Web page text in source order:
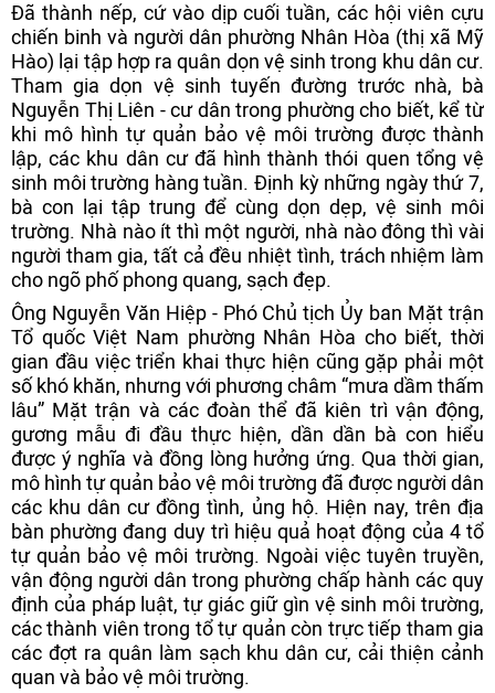
Đã thành nếp, cứ vào dịp cuối tuần, các hội viên cựu
chiến binh và người dân phường Nhân Hòa (thị xã Mỹ
Hào) lại tập hợp ra quân dọn vệ sinh trong khu dân cư.
Tham gia dọn vệ sinh tuyến đường trước nhà, bà
Nguyễn Thị Liên - cư dân trong phường cho biết, kể từ
khi mô hình tự quản bảo vệ môi trường được thành
lập, các khu dân cư đã hình thành thói quen tổng vệ
sinh môi trường hàng tuần. Định kỳ những ngày thứ 7,
bà con lại tập trung để cùng dọn dẹp, vệ sinh môi
trường. Nhà nào ít thì một người, nhà nào đông thì vài
người tham gia, tất cả đều nhiệt tình, trách nhiệm làm
cho ngõ phố phong quang, sạch đẹp.
Ông Nguyễn Văn Hiệp - Phó Chủ tịch Ủy ban Mặt trận
Tổ quốc Việt Nam phường Nhân Hòa cho biết, thời
gian đầu việc triển khai thực hiện cũng gặp phải một
số khó khăn, nhưng với phương châm “mưa dầm thấm
lâu” Mặt trận và các đoàn thể đã kiên trì vận động,
gương mẫu đi đầu thực hiện, dần dần bà con hiểu
được ý nghĩa và đồng lòng hưởng ứng. Qua thời gian,
mô hình tự quản bảo vệ môi trường đã được người dân
các khu dân cư đồng tình, ủng hộ. Hiện nay, trên địa
bàn phường đang duy trì hiệu quả hoạt động của 4 tổ
tự quản bảo vệ môi trường. Ngoài việc tuyên truyền,
vận động người dân trong phường chấp hành các quy
định của pháp luật, tự giác giữ gìn vệ sinh môi trường,
các thành viên trong tổ tự quản còn trực tiếp tham gia
các đợt ra quân làm sạch khu dân cư, cải thiện cảnh
quan và bảo vệ môi trường.